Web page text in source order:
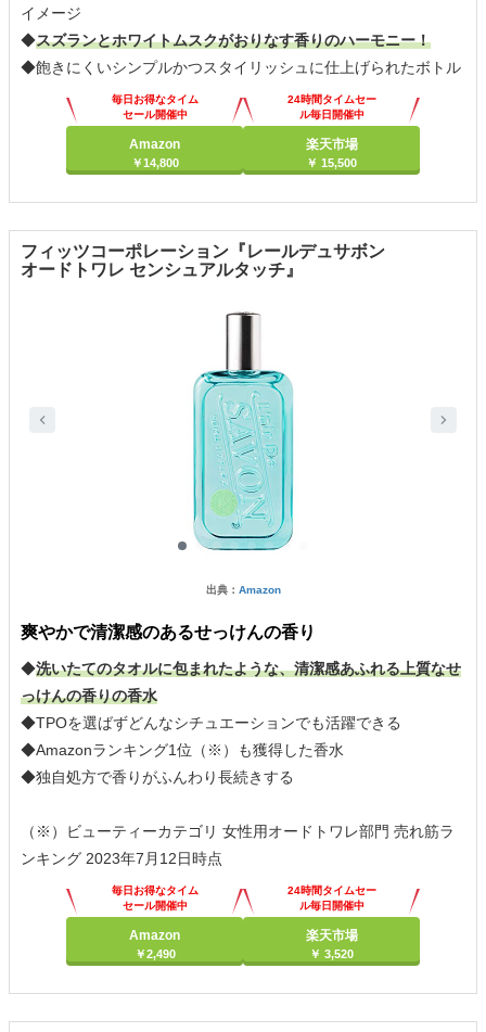
イメージ
◆スズランとホワイトムスクがおりなす香りのハーモニー！
◆飽きにくいシンプルかつスタイリッシュに仕上げられたボトル
毎日お得なタイム
セール開催中
Amazon
￥14,800
24時間タイムセー
ル毎日開催中
楽天市場
￥ 15,500
フィッツコーポレーション『レールデュサボン
オードトワレ センシュアルタッチ』
出典： Amazon
爽やかで清潔感のあるせっけんの香り
◆洗いたてのタオルに包まれたような、清潔感あふれる上質なせ
っけんの香りの香水
◆TPOを選ばずどんなシチュエーションでも活躍できる
◆Amazonランキング1位（※）も獲得した香水
◆独自処方で香りがふんわり長続きする
（※）ビューティーカテゴリ 女性用オードトワレ部門 売れ筋ラ
ンキング 2023年7月12日時点
毎日お得なタイム
セール開催中
Amazon
￥2,490
24時間タイムセー
ル毎日開催中
楽天市場
￥ 3,520